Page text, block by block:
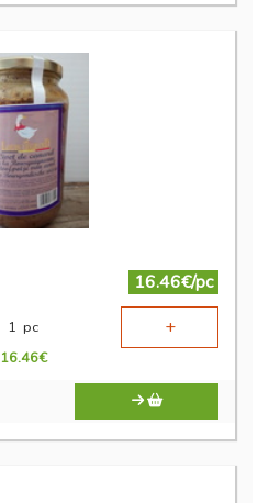
16.46€/pc
1 pc +
16.46€